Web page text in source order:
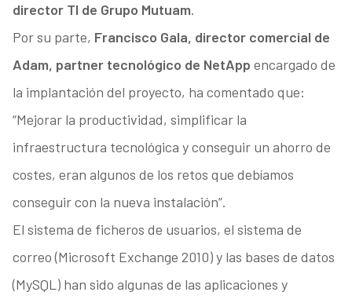
director TI de Grupo Mutuam.
Por su parte, Francisco Gala, director comercial de
Adam, partner tecnológico de NetApp encargado de
la implantación del proyecto, ha comentado que:
“Mejorar la productividad, simplificar la
infraestructura tecnológica y conseguir un ahorro de
costes, eran algunos de los retos que debíamos
conseguir con la nueva instalación”.
El sistema de ficheros de usuarios, el sistema de
correo (Microsoft Exchange 2010) y las bases de datos
(MySQL) han sido algunas de las aplicaciones y